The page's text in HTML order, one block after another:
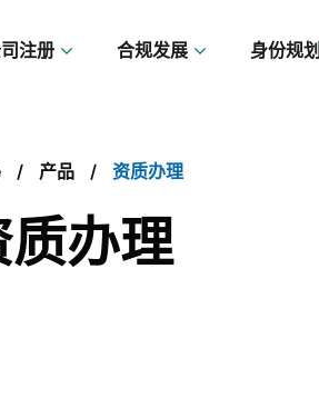
注册 合规发展 身份规划
产品 资质办理
质办理